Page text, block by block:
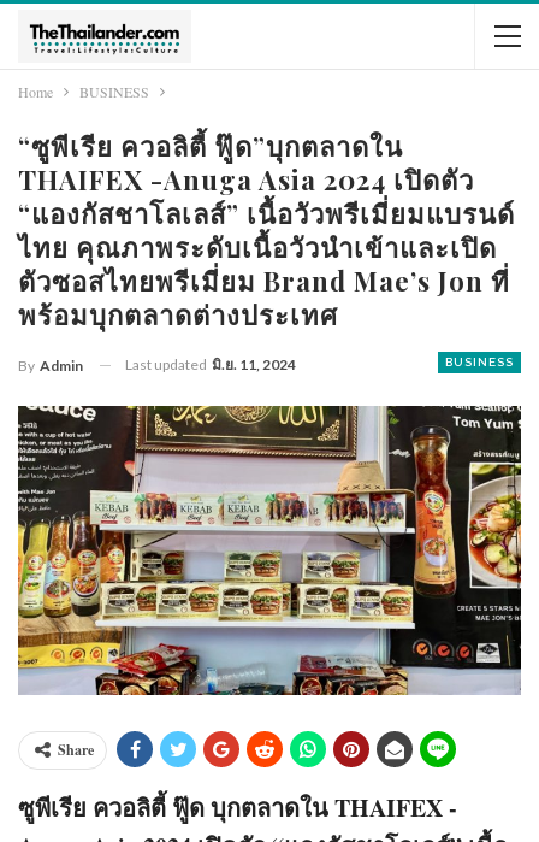
Home BUSINESS
“ซูพีเรีย ควอลิตี้ ฟู๊ด”บุกตลาดใน
THAIFEX -Anuga Asia 2024 เปิดตัว
“แองกัสชาโลเลส์” เนื้อวัวพรีเมี่ยมแบรนด์
ไทย คุณภาพระดับเนื้อวัวนำเข้าและเปิด
ตัวซอสไทยพรีเมี่ยม Brand Mae’s Jon ที่
พร้อมบุกตลาดต่างประเทศ
BUSINESS
By Admin Last updated มิ.ย. 11, 2024
Share
ซูพีเรีย ควอลิตี้ ฟู๊ด บุกตลาดใน THAIFEX -